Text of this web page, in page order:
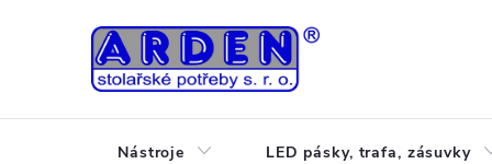
Nástroje LED pásky, trafa, zásuvky